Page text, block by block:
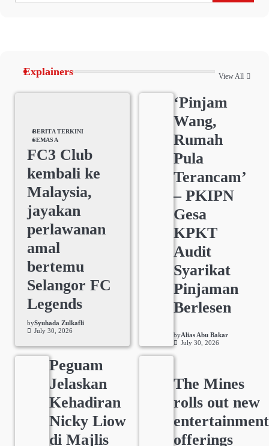
Explainers View All
BERITA TERKINI
SEMASA
FC3 Club
kembali ke
Malaysia,
jayakan
perlawanan
amal
bertemu
Selangor FC
Legends
bySyuhada Zulkafli
July 30, 2026
‘Pinjam
Wang,
Rumah
Pula
Terancam’
– PKIPN
Gesa
KPKT
Audit
Syarikat
Pinjaman
Berlesen
byAlias Abu Bakar
July 30, 2026
Peguam
Jelaskan
Kehadiran
Nicky Liow
di Majlis
The Mines
rolls out new
entertainment
offerings